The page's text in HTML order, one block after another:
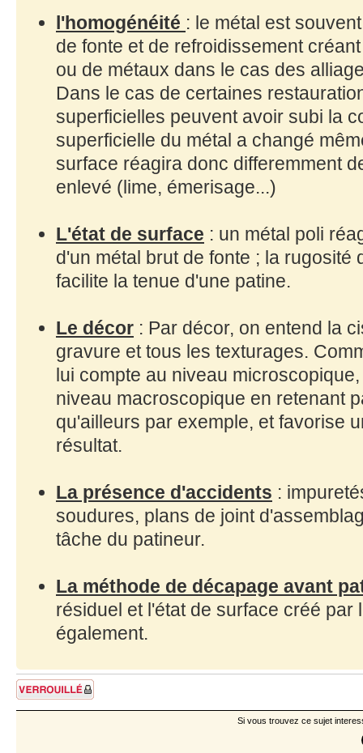
l'homogénéité : le métal est
de fonte et de refroidissement
ou de métaux dans le cas des
Dans le cas de certaines
superficielles peuvent avoir subi la
superficielle du métal a changé
surface réagira donc differemment
enlevé (lime, émerisage...)
L'état de surface : un métal poli
d'un métal brut de fonte ; la rugosité
facilite la tenue d'une patine.
Le décor : Par décor, on entend la
gravure et tous les texturages.
lui compte au niveau
niveau macroscopique en retenant
qu'ailleurs par exemple, et favorise
résultat.
La présence d'accidents :
soudures, plans de joint
tâche du patineur.
La méthode de décapage avant
résiduel et l'état de surface créé par
également.
Sujet verrouillé
Si vous trouvez ce sujet